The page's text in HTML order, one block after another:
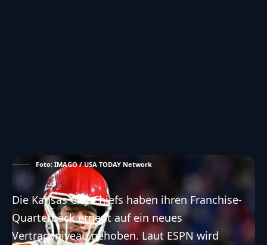
Foto: IMAGO / USA TODAY Network
Die Kansas City Chiefs haben ihren Franchise-
Quarterback erneut auf ein neues
Vertragsniveau gehoben. Laut ESPN wird